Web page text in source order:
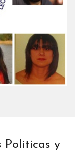
Políticas y